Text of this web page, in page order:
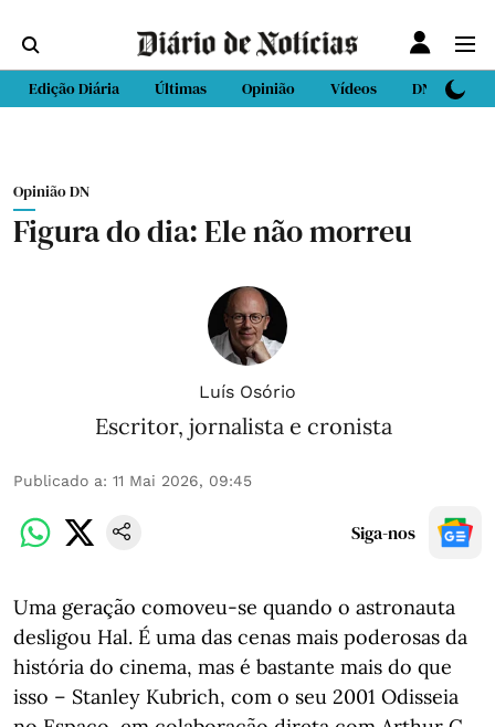
Edição Diária Últimas Opinião Vídeos DN Sport
Opinião DN
Figura do dia: Ele não morreu
Luís Osório
Escritor, jornalista e cronista
Publicado a: 11 Mai 2026, 09:45
Siga-nos
Uma geração comoveu-se quando o astronauta
desligou Hal. É uma das cenas mais poderosas da
história do cinema, mas é bastante mais do que
isso – Stanley Kubrich, com o seu 2001 Odisseia